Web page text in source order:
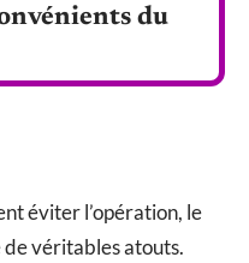
du
éviter l’opération, le
véritables atouts.